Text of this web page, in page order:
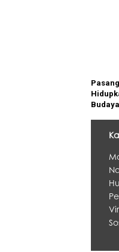
Jadi